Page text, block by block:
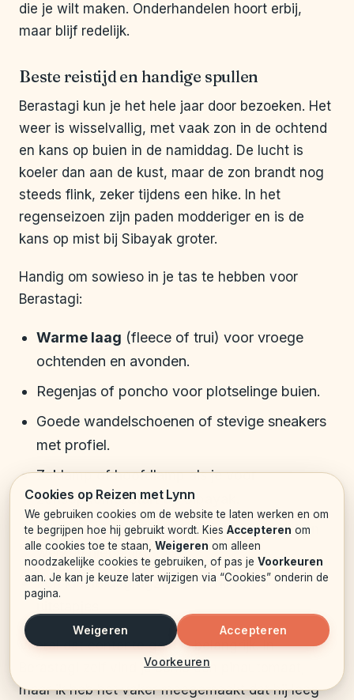
die je wilt maken. Onderhandelen hoort erbij,
maar blijf redelijk.
Beste reistijd en handige spullen
Berastagi kun je het hele jaar door bezoeken. Het
weer is wisselvallig, met vaak zon in de ochtend
en kans op buien in de namiddag. De lucht is
koeler dan aan de kust, maar de zon brandt nog
steeds flink, zeker tijdens een hike. In het
regenseizoen zijn paden modderiger en is de
kans op mist bij Sibayak groter.
Handig om sowieso in je tas te hebben voor
Berastagi:
Warme laag (fleece of trui) voor vroege
ochtenden en avonden.
Regenjas of poncho voor plotselinge buien.
Goede wandelschoenen of stevige sneakers
met profiel.
Zaklamp of hoofdlamp als je voor
zonsopkomst start op Sibayak.
Contant geld; pinautomaten zijn beperkt en
werken niet altijd.
Een kleine dagrugzak voor hikes en
Vooral dat contante geld is belangrijk. In
Berastagi zelf vind je soms een pinautomaat,
maar ik heb het vaker meegemaakt dat hij leeg
Cookies op Reizen met Lynn
We gebruiken cookies om de website te laten werken en om
te begrijpen hoe hij gebruikt wordt. Kies Accepteren om
alle cookies toe te staan, Weigeren om alleen
noodzakelijke cookies te gebruiken, of pas je Voorkeuren
aan. Je kan je keuze later wijzigen via “Cookies” onderin de
pagina.
Weigeren
Voorkeuren
Accepteren